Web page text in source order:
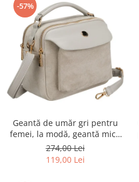
-57%
Geantă de umăr gri pentru
femei, la modă, geantă mică
urbană cu fermoar, piele
ecologică - Peterson PTR-PTN
274,00 Lei
119,00 Lei